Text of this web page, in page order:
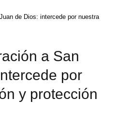
de Dios: intercede por nuestra
a San
por
y protección